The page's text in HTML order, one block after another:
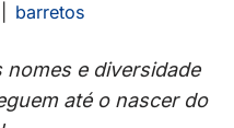
barretos
e diversidade
até o nascer do